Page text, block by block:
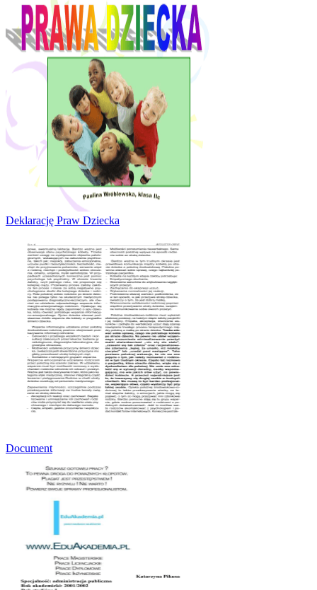
Deklarację Praw Dziecka
Document